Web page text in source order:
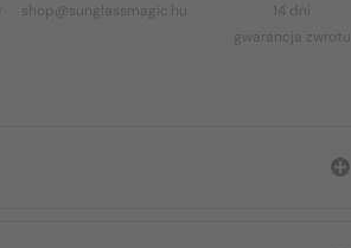
shop@sunglassmagic.hu
14 dni
gwarancja zwrotu